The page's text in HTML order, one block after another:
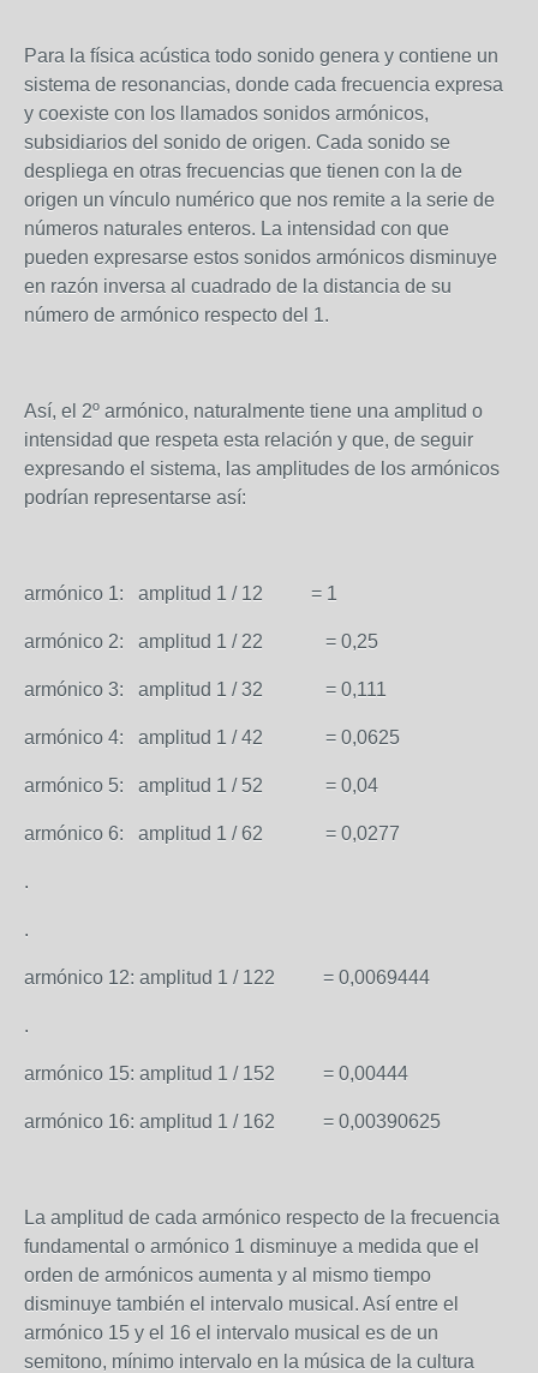
Para la física acústica todo sonido genera y contiene un
sistema de resonancias, donde cada frecuencia expresa
y coexiste con los llamados sonidos armónicos,
subsidiarios del sonido de origen. Cada sonido se
despliega en otras frecuencias que tienen con la de
origen un vínculo numérico que nos remite a la serie de
números naturales enteros. La intensidad con que
pueden expresarse estos sonidos armónicos disminuye
en razón inversa al cuadrado de la distancia de su
número de armónico respecto del 1.
Así, el 2º armónico, naturalmente tiene una amplitud o
intensidad que respeta esta relación y que, de seguir
expresando el sistema, las amplitudes de los armónicos
podrían representarse así:
armónico 1: amplitud 1 / 12 = 1
armónico 2: amplitud 1 / 22 = 0,25
armónico 3: amplitud 1 / 32 = 0,111
armónico 4: amplitud 1 / 42 = 0,0625
armónico 5: amplitud 1 / 52 = 0,04
armónico 6: amplitud 1 / 62 = 0,0277
.
.
armónico 12: amplitud 1 / 122 = 0,0069444
.
armónico 15: amplitud 1 / 152 = 0,00444
armónico 16: amplitud 1 / 162 = 0,00390625
La amplitud de cada armónico respecto de la frecuencia
fundamental o armónico 1 disminuye a medida que el
orden de armónicos aumenta y al mismo tiempo
disminuye también el intervalo musical. Así entre el
armónico 15 y el 16 el intervalo musical es de un
semitono, mínimo intervalo en la música de la cultura